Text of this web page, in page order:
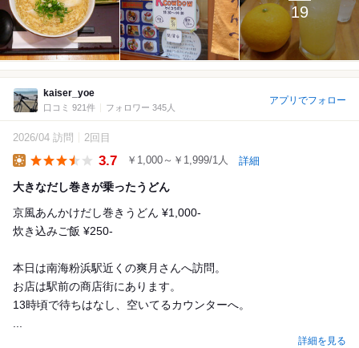
19
kaiser_yoe
口コミ 921件 フォロワー 345人
アプリでフォロー
2026/04 訪問 2回目
3.7 ￥1,000～￥1,999/1人 詳細
大きなだし巻きが乗ったうどん
京風あんかけだし巻きうどん ¥1,000-
炊き込みご飯 ¥250-
本日は南海粉浜駅近くの爽月さんへ訪問。
お店は駅前の商店街にあります。
13時頃で待ちはなし、空いてるカウンターへ。
...
詳細を見る